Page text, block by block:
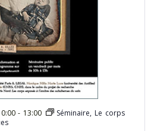
- 13:00
Séminaire, Le corps